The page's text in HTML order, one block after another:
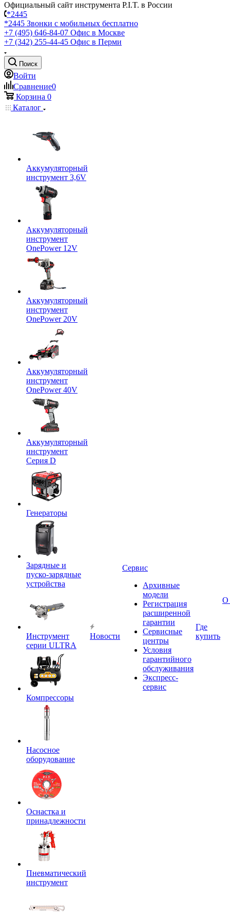
Официальный сайт инструмента P.I.T. в России
*2445
*2445 Звонки с мобильных бесплатно
+7 (495) 646-84-07 Офис в Москве
+7 (342) 255-44-45 Офис в Перми
Поиск
Войти
Сравнение0
Корзина 0
Каталог
Аккумуляторный
инструмент 3,6V
Аккумуляторный
инструмент
OnePower 12V
Аккумуляторный
инструмент
OnePower 20V
Аккумуляторный
инструмент
OnePower 40V
Аккумуляторный
инструмент
Серия D
Генераторы
Зарядные и
пуско-зарядные
устройства
Инструмент
серии ULTRA
Компрессоры
Насосное
оборудование
Оснастка и
принадлежности
Пневматический
инструмент
Новости
Сервис
Архивные
модели
Регистрация
расширенной
гарантии
Сервисные
центры
Условия
гарантийного
обслуживания
Экспресс-
сервис
Где
купить
О